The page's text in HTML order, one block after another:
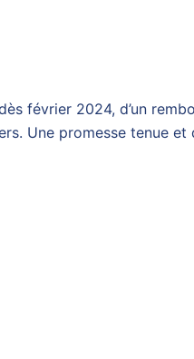
février 2024, d’un
Une promesse tenue et